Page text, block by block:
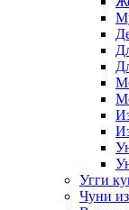
Угги
Чуни